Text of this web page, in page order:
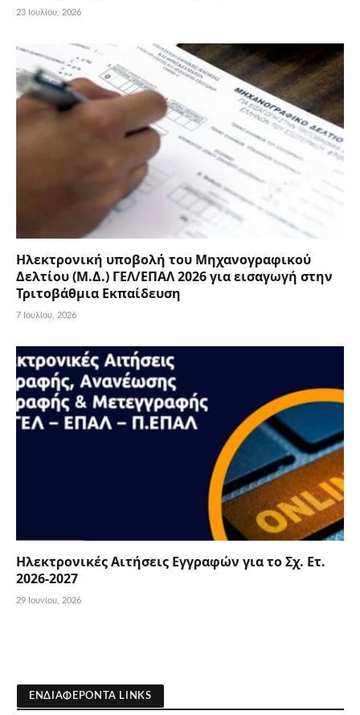
23 Ιουλίου, 2026
Ηλεκτρονική υποβολή του Μηχανογραφικού
Δελτίου (Μ.Δ.) ΓΕΛ/ΕΠΑΛ 2026 για εισαγωγή στην
Τριτοβάθμια Εκπαίδευση
7 Ιουλίου, 2026
Ηλεκτρονικές Αιτήσεις Εγγραφών για το Σχ. Ετ.
2026-2027
29 Ιουνίου, 2026
ΕΝΔΙΑΦΕΡΟΝΤΑ LINKS